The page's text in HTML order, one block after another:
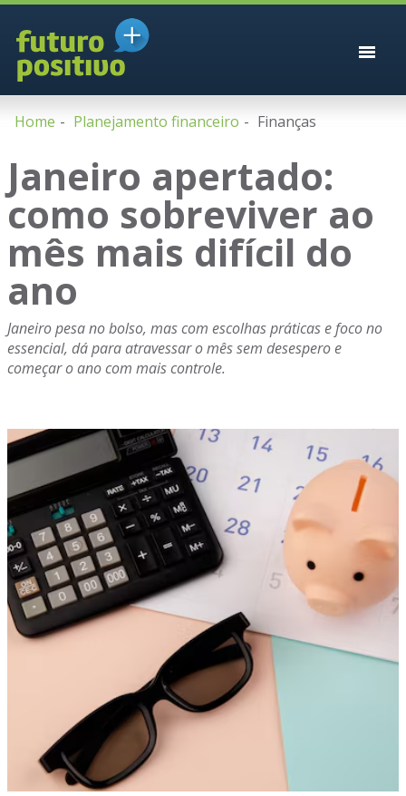
Home Planejamento financeiro Finanças
Janeiro apertado:
como sobreviver ao
mês mais difícil do
ano
Janeiro pesa no bolso, mas com escolhas práticas e foco no
essencial, dá para atravessar o mês sem desespero e
começar o ano com mais controle.